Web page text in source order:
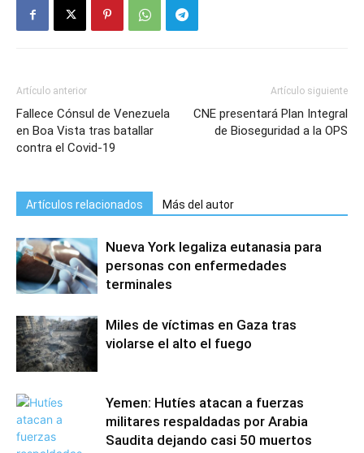
Artículo anterior
Fallece Cónsul de Venezuela
en Boa Vista tras batallar
contra el Covid-19
Artículo siguiente
CNE presentará Plan Integral
de Bioseguridad a la OPS
Artículos relacionados Más del autor
Nueva York legaliza eutanasia para
personas con enfermedades
terminales
Miles de víctimas en Gaza tras
violarse el alto el fuego
Yemen: Hutíes atacan a fuerzas
militares respaldadas por Arabia
Saudita dejando casi 50 muertos